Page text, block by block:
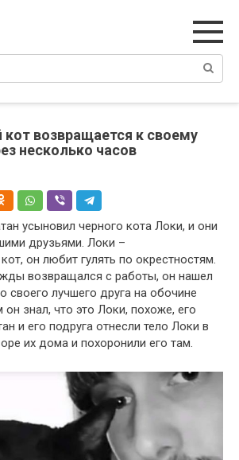
возвращается к своему
несколько часов
усыновил черного кота Локи, и они
друзьями. Локи –
он любит гулять по окрестностям.
возвращался с работы, он нашел
своего лучшего друга на обочине
знал, что это Локи, похоже, его
и его подруга отнесли тело Локи в
их дома и похоронили его там.